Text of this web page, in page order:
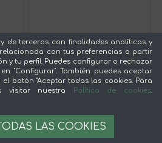
de terceros con finalidades analíticas y
con tus preferencias a partir
y tu perfil. Puedes configurar o rechazar
"Configurar". También puedes aceptar
botón "Aceptar todas las cookies. Para
visitar nuestra
Política de cookies.
LAS COOKIES